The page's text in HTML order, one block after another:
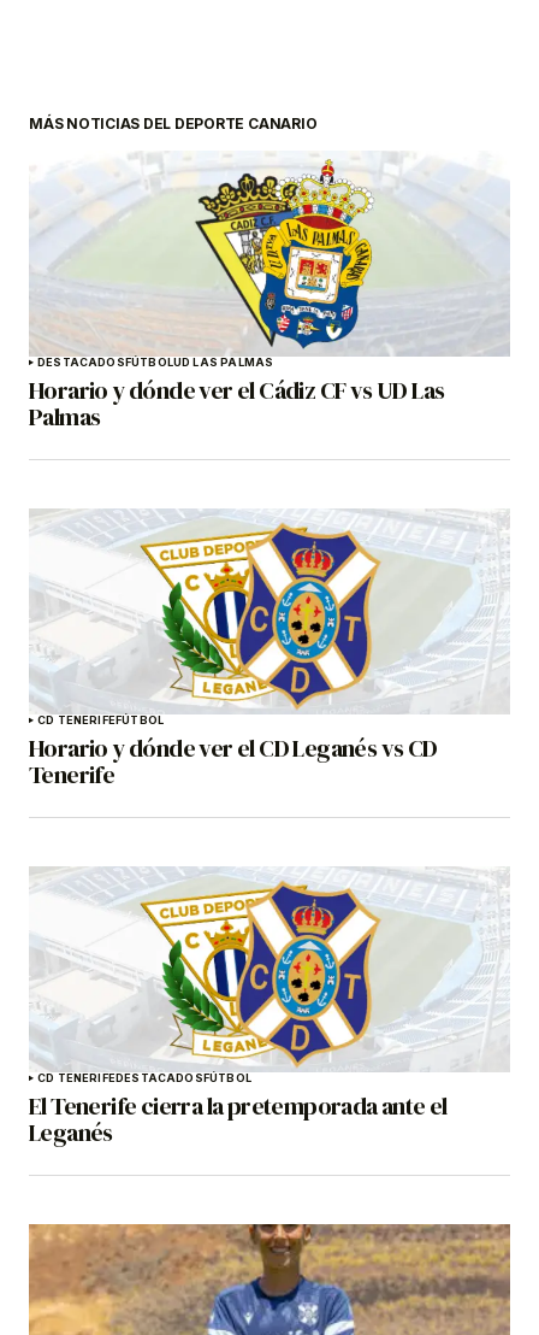
MÁS NOTICIAS DEL DEPORTE CANARIO
DESTACADOSFÚTBOLUD LAS PALMAS
Horario y dónde ver el Cádiz CF vs UD Las
Palmas
CD TENERIFEFÚTBOL
Horario y dónde ver el CD Leganés vs CD
Tenerife
CD TENERIFEDESTACADOSFÚTBOL
El Tenerife cierra la pretemporada ante el
Leganés